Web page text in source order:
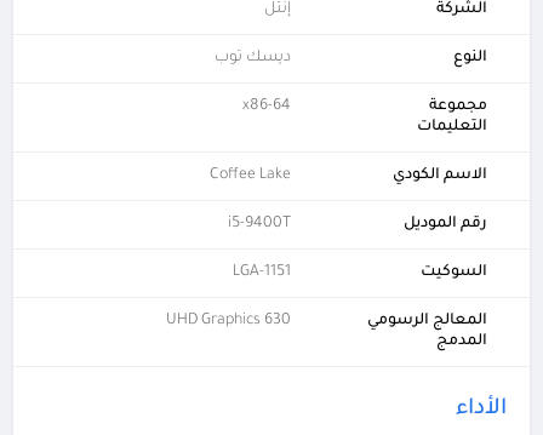
الشركة إنتل
النوع ديسك توب
مجموعة
التعليمات
x86-64
الاسم الكودي Coffee Lake
رقم الموديل i5-9400T
السوكيت LGA-1151
المعالج الرسومي
المدمج
UHD Graphics 630
الأداء